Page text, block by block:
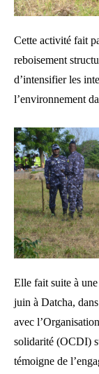
Cette activité fait
reboisement
d’intensifier les
l’environnement
Elle fait suite à
juin à Datcha,
avec
solidarité (OCDI)
témoigne de